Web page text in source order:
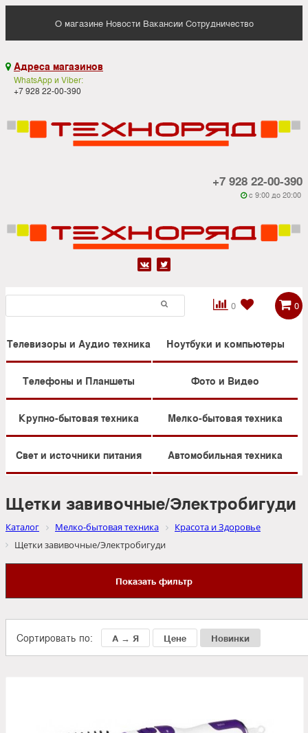
О магазине Новости Вакансии Сотрудничество
 Адреса магазинов
WhatsApp и Viber:
+7 928 22-00-390
+7 928 22-00-390
 c 9:00 до 20:00
 
0

 0
Телевизоры и Аудио техника Ноутбуки и компьютеры
Телефоны и Планшеты Фото и Видео
Крупно-бытовая техника Мелко-бытовая техника
Свет и источники питания Автомобильная техника
Щетки завивочные/Электробигуди
Каталог Мелко-бытовая техника
Красота и Здоровье
Щетки завивочные/Электробигуди
Показать фильтр
Сортировать по: А → Я Цене Новинки